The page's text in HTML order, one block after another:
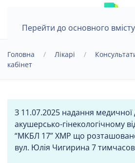
Перейти до основного вмісту
Головна Лікарі
кабінет
З 11.07.2025 надання
акушерсько-гінекологічному
“МКБЛ 17” ХМР що
вул. Юлія Чигирина 7